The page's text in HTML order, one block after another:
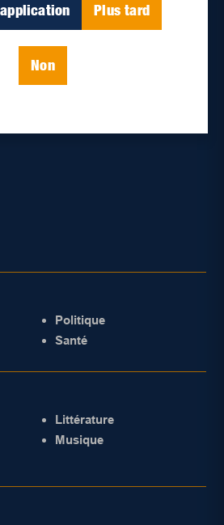
Plus tard
Non
Politique
Santé
Littérature
Musique